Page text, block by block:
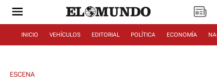
INICIO VEHÍCULOS EDITORIAL POLÍTICA ECONOMÍA
ESCENA